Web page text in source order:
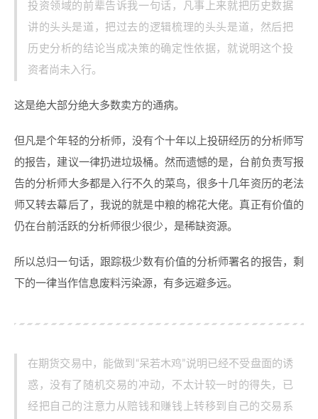
投资领域的前辈告诉我一句话，凡事上来就把历史数据
讲的头头是道，把过去的逻辑梳理的头头是道，然后把
历史分析的结论当成决策的确定性依据，就说明这个投
资者尚未入行。
这是绝大部分绝大多数卖方的通病。
但凡是个年轻的分析师，没有个十年以上投研经历的分析师写
的报告，建议一律扔进垃圾桶。然而遗憾的是，台前负责写报
告的分析师大多都是入行不久的菜鸟，很多十几年资历的老法
师又转去幕后了，我说的就是中粮的棉花大佬。真正有价值的
仍在台前活跃的分析师很少很少，是稀缺资源。
所以总归一句话，跟踪极少数有价值的分析师署名的报告，剩
下的一律当作信息废料污染源，有多远避多远。
在期货交易中，能做到“呆若木鸡”说明已经不受盘面的诱
惑，没有了随机交易的冲动，不太计较一时的得失，已
经把自己的注意力从赔钱和赚钱上转移到自己的交易系